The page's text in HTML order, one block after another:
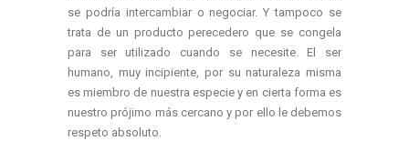
se podría intercambiar o negociar. Y tampoco se
trata de un producto perecedero que se congela
para ser utilizado cuando se necesite. El ser
humano, muy incipiente, por su naturaleza misma
es miembro de nuestra especie y en cierta forma es
nuestro prójimo más cercano y por ello le debemos
respeto absoluto.